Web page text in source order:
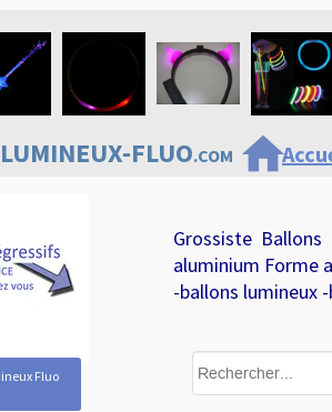
Fluo
LUMINEUX-FLUO.COMhome
Grossiste
aluminium Forme
-ballons lumineux